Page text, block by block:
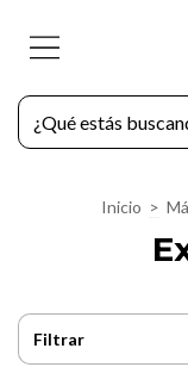
Inicio >
Filtrar